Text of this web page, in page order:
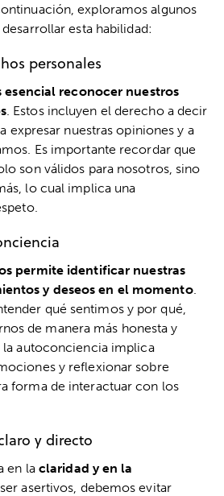
exploramos algunos
esta habilidad:
personales
esencial reconocer nuestros
. Estos incluyen el derecho a decir
expresar nuestras opiniones y a
Es importante recordar que
son válidos para nosotros, sino
lo cual implica una
permite identificar nuestras
y deseos en el momento.
qué sentimos y por qué,
de manera más honesta y
autoconciencia implica
y reflexionar sobre
forma de interactuar con los
y directo
en la claridad y en la
ser asertivos, debemos evitar